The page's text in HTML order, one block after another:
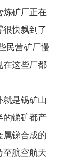
炼矿厂正在
很快飘到了
民营矿厂慢
在这些厂都
是锡矿山
的锑矿都产
属锑合成的
至航空航天